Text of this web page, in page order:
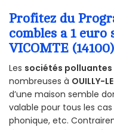
Profitez du
combles a 1 euro
VICOMTE (14100)
Les sociétés polluantes
nombreuses à OUILLY-
d’une maison semble
valable pour tous les cas
phonique, etc.